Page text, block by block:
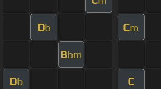
Db Cm
Bbm
Db C